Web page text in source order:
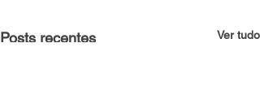
Posts recentes Ver tudo